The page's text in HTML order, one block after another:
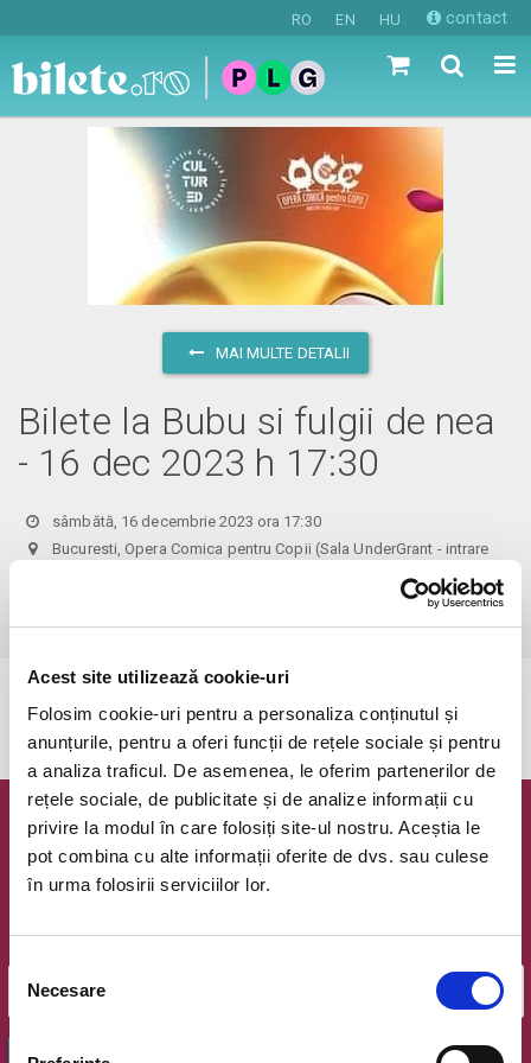
Acest site utilizează cookie-uri
Folosim cookie-uri pentru a personaliza conținutul și
anunțurile, pentru a oferi funcții de rețele sociale și pentru
a analiza traficul. De asemenea, le oferim partenerilor de
rețele sociale, de publicitate și de analize informații cu
privire la modul în care folosiți site-ul nostru. Aceștia le
pot combina cu alte informații oferite de dvs. sau culese
în urma folosirii serviciilor lor.
Selecția
consimțământului
Necesare
RO EN HU contact
MAI MULTE DETALII
Bilete la Bubu si fulgii de nea
- 16 dec 2023 h 17:30
sâmbătă, 16 decembrie 2023 ora 17:30
Bucuresti, Opera Comica pentru Copii (Sala UnderGrant - intrare
Newsletter @ Bilete.ro
Oferte exclusive si o editie saptamanala cu cele mai noi
OK